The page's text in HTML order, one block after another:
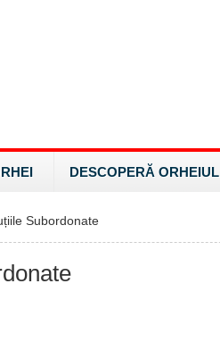
DESCOPERĂ ORHEIUL
Subordonate